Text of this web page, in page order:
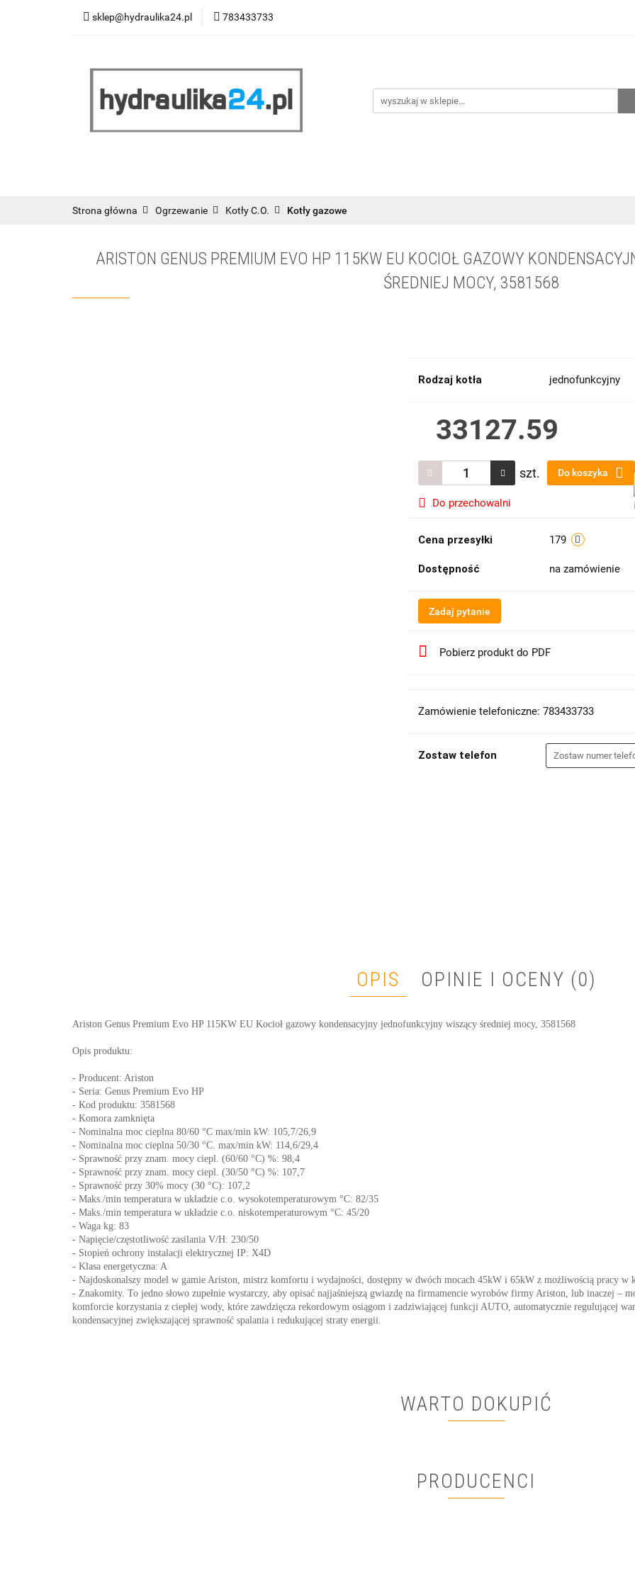
sklep@hydraulika24.pl 783433733
RATY/LEASING
Łazienka
Wyprzedaż WYCENA ZESTAWÓW
Strona główna Ogrzewanie Kotły C.O. Kotły gazowe
ARISTON GENUS PREMIUM EVO HP 115KW EU KOCIOŁ GAZOWY
ŚREDNIEJ MOCY, 3581568
Rodzaj kotła jednofunkcyjny
33127.59
szt. Do koszyka
Do przechowalni
Cena przesyłki 179
Dostępność na zamówienie
Zadaj pytanie
Pobierz produkt do PDF
Zamówienie telefoniczne: 783433733
Zostaw telefon
OPIS OPINIE I OCENY (0)
Ariston Genus Premium Evo HP 115KW EU Kocioł gazowy kondensacyjny jednofunkcyjny wiszący średniej mocy, 3581568
Opis produktu:
- Producent: Ariston
- Seria: Genus Premium Evo HP
- Kod produktu: 3581568
- Komora zamknięta
- Nominalna moc cieplna 80/60 °C max/min kW: 105,7/26,9
- Nominalna moc cieplna 50/30 °C. max/min kW: 114,6/29,4
- Sprawność przy znam. mocy ciepl. (60/60 °C) %: 98,4
- Sprawność przy znam. mocy ciepl. (30/50 °C) %: 107,7
- Sprawność przy 30% mocy (30 °C): 107,2
- Maks./min temperatura w układzie c.o. wysokotemperaturowym °C: 82/35
- Maks./min temperatura w układzie c.o. niskotemperaturowym °C: 45/20
- Waga kg: 83
- Napięcie/częstotliwość zasilania V/H: 230/50
- Stopień ochrony instalacji elektrycznej IP: X4D
- Klasa energetyczna: A
- Najdoskonalszy model w gamie Ariston, mistrz komfortu i wydajności, dostępny w dwóch mocach 45kW i 65kW z możliwością pracy w
- Znakomity. To jedno słowo zupełnie wystarczy, aby opisać najjaśniejszą gwiazdę na firmamencie wyrobów firmy Ariston, lub inaczej –
komforcie korzystania z ciepłej wody, które zawdzięcza rekordowym osiągom i zadziwiającej funkcji AUTO, automatycznie regulującej
kondensacyjnej zwiększającej sprawność spalania i redukującej straty energii.
WARTO DOKUPIĆ
PRODUCENCI